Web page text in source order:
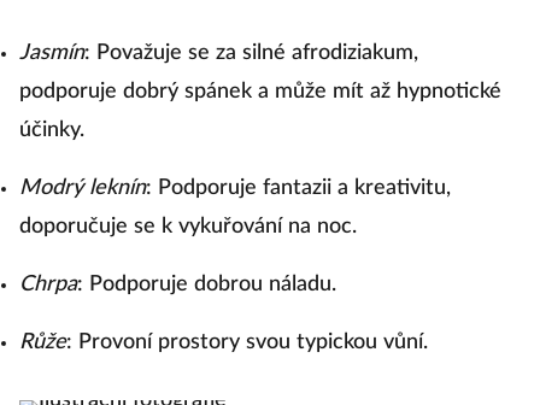
Jasmín: Považuje se za silné afrodiziakum,
podporuje dobrý spánek a může mít až hypnotické
účinky.
Modrý leknín: Podporuje fantazii a kreativitu,
doporučuje se k vykuřování na noc.
Chrpa: Podporuje dobrou náladu.
Růže: Provoní prostory svou typickou vůní.